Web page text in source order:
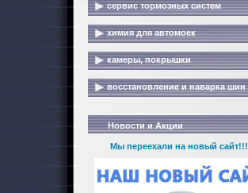
сервис тормозных систем
химия для автомоек
камеры, покрышки
восстановление и наварка шин
Новости и Акции
Мы переехали на новый сайт!!!